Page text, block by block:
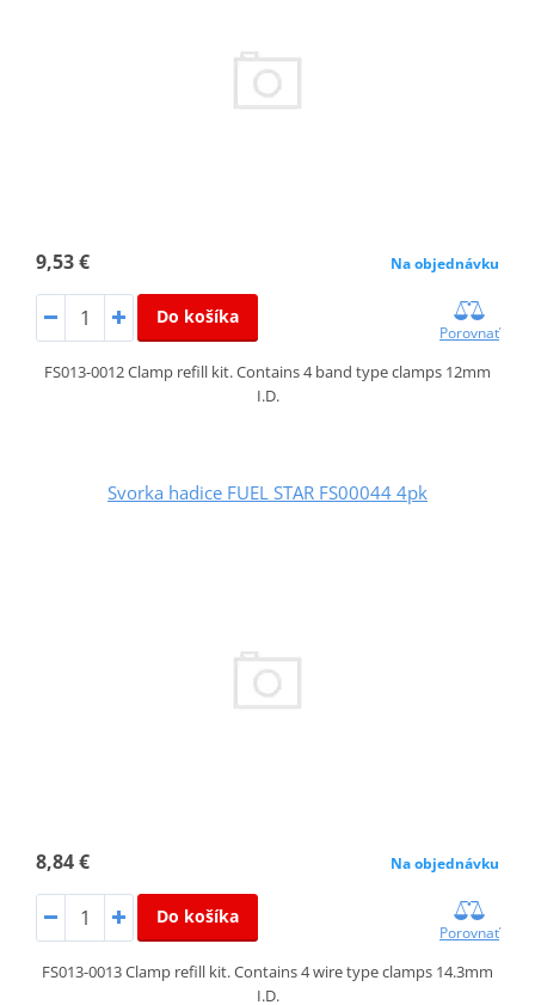
9,53 € Na objednávku
Do košíka
Porovnať
FS013-0012 Clamp refill kit. Contains 4 band type clamps 12mm
I.D.
Svorka hadice FUEL STAR FS00044 4pk
8,84 € Na objednávku
Do košíka
Porovnať
FS013-0013 Clamp refill kit. Contains 4 wire type clamps 14.3mm
I.D.